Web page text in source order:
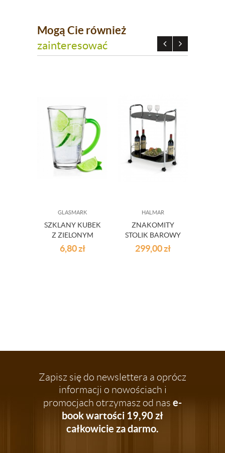
Mogą Cie również
zainteresować
GLASMARK
SZKLANY KUBEK
Z ZIELONYM
UCHWYTEM IWO
300 ML
6,80zł
HALMAR
ZNAKOMITY
STOLIK BAROWY
BAR 3 CZARNY
299,00zł
Zapisz się do newslettera a oprócz
informacji o nowościach i
promocjach otrzymasz od nas e-
book wartości 19,90 zł
całkowicie za darmo.